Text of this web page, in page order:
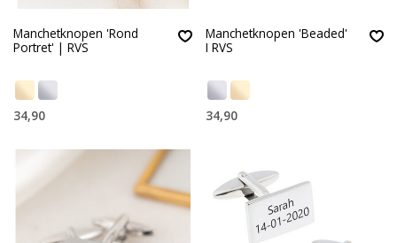
Manchetknopen 'Rond
Portret' | RVS
34,90
Manchetknopen 'Beaded'
I RVS
34,90